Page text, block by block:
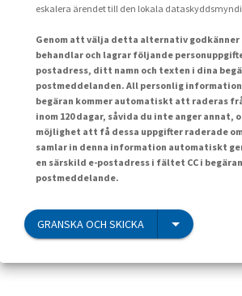
eskalera ärendet till den lokala
Genom att välja detta alternativ godkänner
behandlar och lagrar följande
postadress, ditt namn och texten i dina
postmeddelanden. All personlig information
begäran kommer automatiskt att raderas
inom 120 dagar, såvida du inte anger annat,
möjlighet att få dessa uppgifter raderade
samlar in denna information automatiskt
en särskild e-postadress i fältet CC i
postmeddelande.
GRANSKA OCH SKICKA